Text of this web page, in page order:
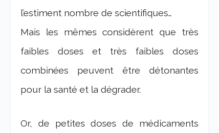
l’estiment nombre de scientifiques…
Mais les mêmes considèrent que très
faibles doses et très faibles doses
combinées peuvent être détonantes
pour la santé et la dégrader.
Or, de petites doses de médicaments